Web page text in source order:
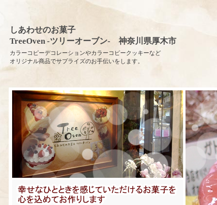
しあわせのお菓子
TreeOven -ツリーオーブン- 神奈川県厚木市
カラーコピーデコレーションやカラーコピークッキーなど
オリジナル商品でサプライズのお手伝いをします。